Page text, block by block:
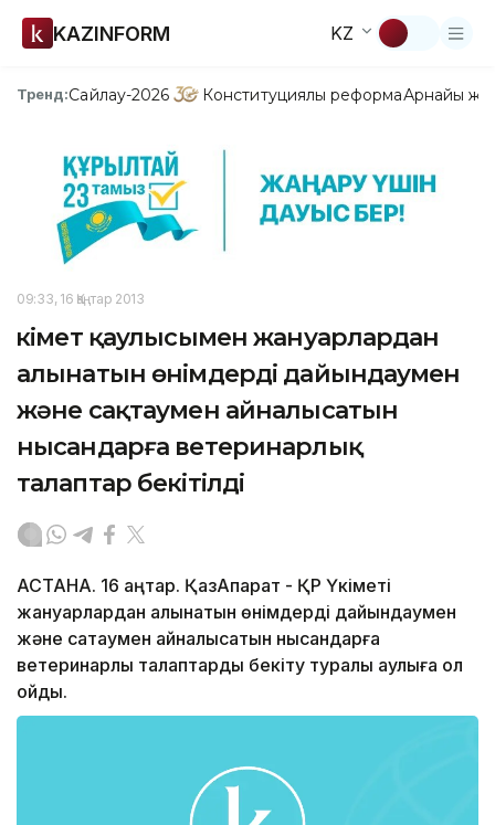
KAZINFORM KZ
Тренд:Сайлау-2026 Конституциялық реформаАрнайы
09:33, 16 Қаңтар 2013
Үкімет қаулысымен жануарлардан
алынатын өнімдерді дайындаумен
және сақтаумен айналысатын
нысандарға ветеринарлық
талаптар бекітілді
АСТАНА. 16 қаңтар. ҚазАқпарат - ҚР Үкіметі
жануарлардан алынатын өнімдерді дайындаумен
және сақтаумен айналысатын нысандарға
ветеринарлық талаптарды бекіту туралы қаулыға қол
қойды.